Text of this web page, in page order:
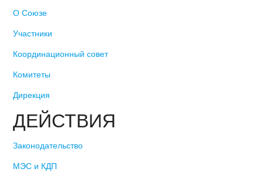
О Союзе
Участники
Координационный совет
Комитеты
Дирекция
ДЕЙСТВИЯ
Законодательство
МЭС и КДП